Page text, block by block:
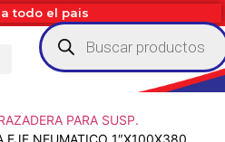
a todo el pais
PARA SUSP.
EJE NEUMATICO 1″X100X380